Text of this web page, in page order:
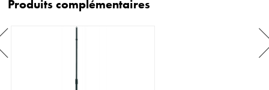
Produits complémentaires